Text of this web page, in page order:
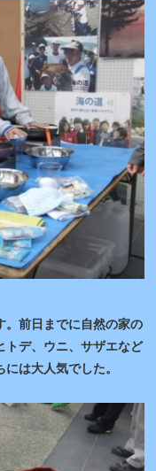
。前日までに自然の家の
トデ、ウニ、サザエなど
は大人気でした。